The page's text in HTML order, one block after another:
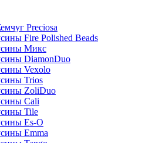
Preciosa
Fire Polished Beads
Микс
DiamonDuo
Vexolo
Trios
ZoliDuo
Cali
Tile
Es-O
Emma